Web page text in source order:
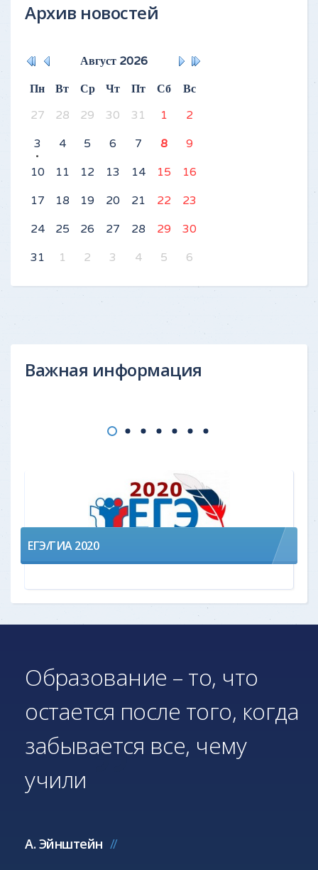
Архив новостей
Август 2026
Пн
Вт Ср Чт Пт Сб
Вс
27
28 29 30 31 1
2
3
4 5 6 7 8
9
10
11 12 13 14 15
16
17
18 19 20 21 22
23
24
25 26 27 28 29
30
31
1 2 3 4 5 6
Важная информация
ЕГЭ/ГИА 2020
Образование – то, что
остается после того, когда
забывается все, чему
учили
А. Эйнштейн